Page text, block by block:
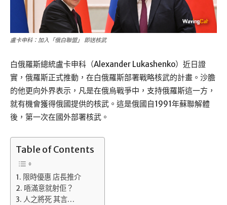
盧卡申科：加入「俄白聯盟」 即送核武
白俄羅斯總統盧卡申科（Alexander Lukashenko）近日證
實，俄羅斯正式推動，在白俄羅斯部署戰略核武的計畫。沙膽
的他更向外界表示，凡是在俄烏戰爭中，支持俄羅斯這一方，
就有機會獲得俄國提供的核武。這是俄國自1991年蘇聯解體
後，第一次在國外部署核武。
Table of Contents
限時優惠 店長推介
唔滿意就射佢？
人之將死 其言…